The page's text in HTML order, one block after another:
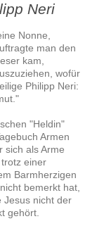
Neri
Nonne,
man den
kam,
wofür
Philipp Neri:
"Heldin"
Armen
sich als Arme
einer
Barmherzigen
bemerkt hat,
Jesus nicht der
gehört.